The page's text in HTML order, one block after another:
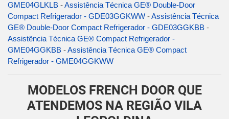
GME04GLKLB -Assistência Técnica GE® Double-Door
Compact Refrigerador - GDE03GGKWW -Assistência Técnica
GE® Double-Door Compact Refrigerador - GDE03GGKBB -
Assistência Técnica GE® Compact Refrigerador -
GME04GGKBB -Assistência Técnica GE® Compact
Refrigerador - GME04GGKWW
MODELOS FRENCH DOOR QUE
ATENDEMOS NA REGIÃO VILA